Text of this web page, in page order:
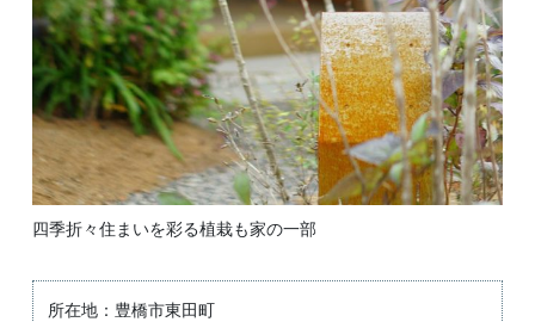
四季折々住まいを彩る植栽も家の一部
所在地：豊橋市東田町